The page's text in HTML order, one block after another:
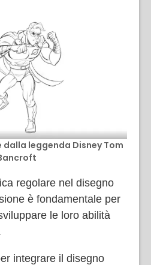
dalla leggenda Disney Tom
regolare nel disegno
è fondamentale per
le loro abilità
integrare il disegno